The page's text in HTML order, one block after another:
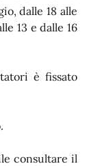
dalle 18 alle
13 e dalle 16
è fissato
consultare il